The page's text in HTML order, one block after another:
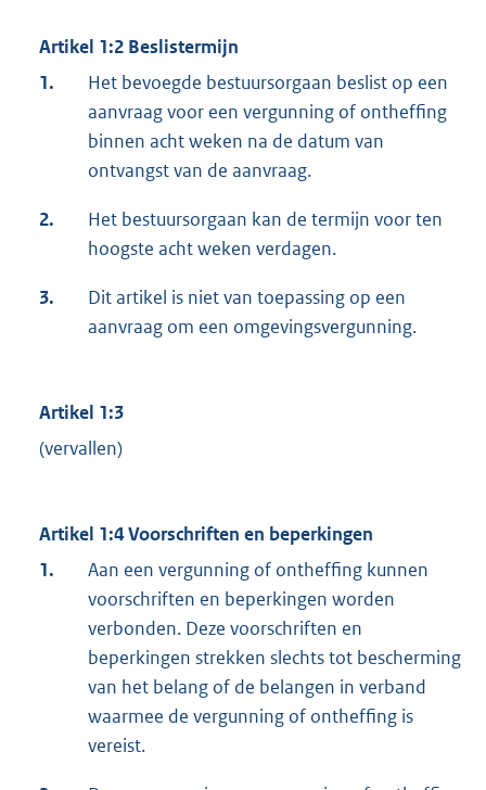
Artikel 1:2 Beslistermijn
1.
Het bevoegde bestuursorgaan beslist op een
aanvraag voor een vergunning of ontheffing
binnen acht weken na de datum van
ontvangst van de aanvraag.
2.
Het bestuursorgaan kan de termijn voor ten
hoogste acht weken verdagen.
3.
Dit artikel is niet van toepassing op een
aanvraag om een omgevingsvergunning.
Artikel 1:3
(vervallen)
Artikel 1:4 Voorschriften en beperkingen
1.
Aan een vergunning of ontheffing kunnen
voorschriften en beperkingen worden
verbonden. Deze voorschriften en
beperkingen strekken slechts tot bescherming
van het belang of de belangen in verband
waarmee de vergunning of ontheffing is
vereist.